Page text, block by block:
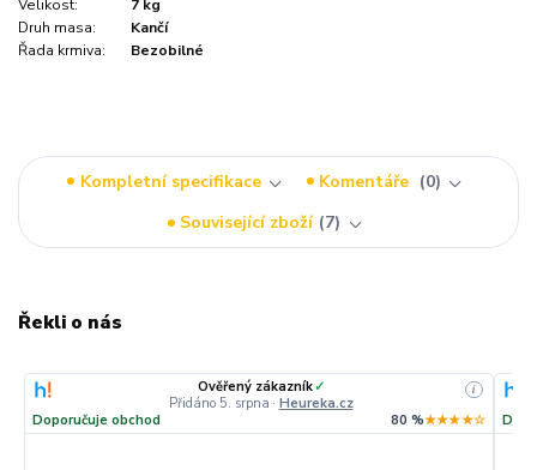
Velikost:
7 kg
Druh masa:
Kančí
Řada krmiva:
Bezobilné
Kompletní specifikace Komentáře
0
Související zboží 7
Řekli o nás
Ověřený zákazník✓
Přidáno 5. srpna · Heureka.cz
i
Doporučuje obchod 80 %★★★★☆